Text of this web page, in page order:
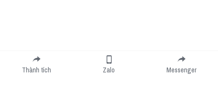
Submit
Thành tích Zalo Messenger